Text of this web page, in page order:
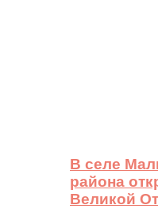
В селе
района
Великой